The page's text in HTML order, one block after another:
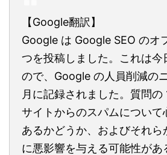
【Google翻訳】
Google は Google SEO のオ
つを投稿しました。これは今
ので、Google の人員削減の
月に記録されました。質問の
サイトからのスパムについて
あるかどうか、およびそれら
に悪影響を与える可能性があ